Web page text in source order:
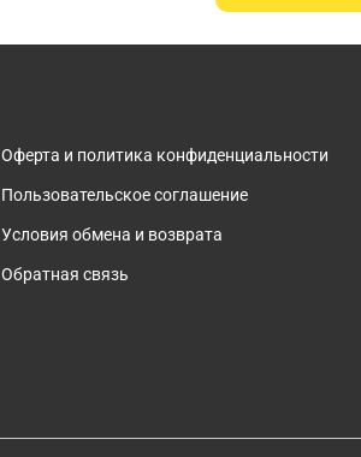
Оферта и политика конфиденциальности
Пользовательское соглашение
Условия обмена и возврата
Обратная связь